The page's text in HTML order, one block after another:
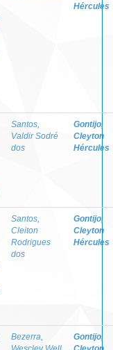
Hércules
Santos,
Valdir Sodré
dos
Gontijo,
Cleyton
Hércules
Santos,
Cleiton
Rodrigues
dos
Gontijo,
Cleyton
Hércules
Bezerra,
Gontijo,